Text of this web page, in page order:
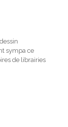
sympa ce
de librairies